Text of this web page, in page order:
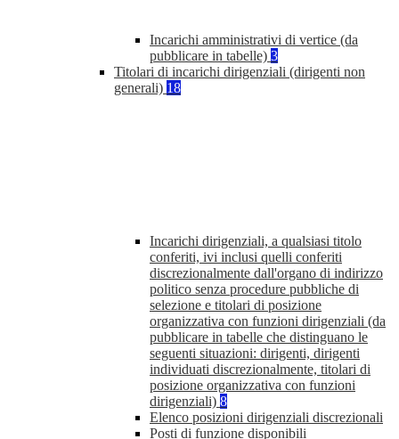
Incarichi amministrativi di vertice (da
pubblicare in tabelle) 3
Titolari di incarichi dirigenziali (dirigenti non
generali) 18
Incarichi dirigenziali, a qualsiasi titolo
conferiti, ivi inclusi quelli conferiti
discrezionalmente dall'organo di indirizzo
politico senza procedure pubbliche di
selezione e titolari di posizione
organizzativa con funzioni dirigenziali (da
pubblicare in tabelle che distinguano le
seguenti situazioni: dirigenti, dirigenti
individuati discrezionalmente, titolari di
posizione organizzativa con funzioni
dirigenziali) 8
Elenco posizioni dirigenziali discrezionali
Posti di funzione disponibili